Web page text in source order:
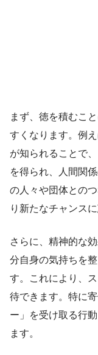
まず、徳を積むこ
すくなります。例
が知られることで
を得られ、人間関
の人々や団体との
り新たなチャンス
さらに、精神的な
分自身の気持ちを
す。これにより、
待できます。特に
ー」を受け取る行
ます。